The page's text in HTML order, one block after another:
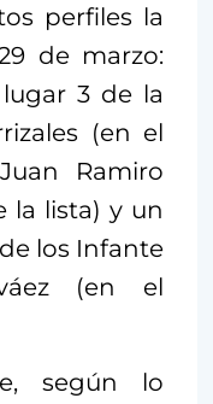
perfiles la
de marzo:
3 de la
(en el
Ramiro
la lista) y un
los Infante
(en el
según lo